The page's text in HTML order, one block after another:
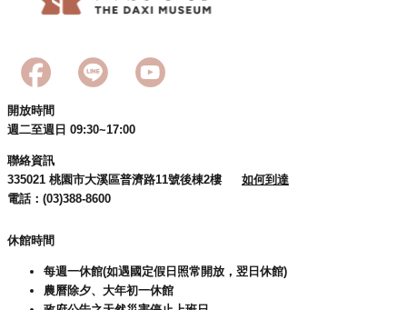
開放時間
週二至週日 09:30~17:00
聯絡資訊
335021 桃園市大溪區普濟路11號後棟2樓
如何到達
電話：(03)388-8600
休館時間
每週一休館(如遇國定假日照常開放，翌日休館)
農曆除夕、大年初一休館